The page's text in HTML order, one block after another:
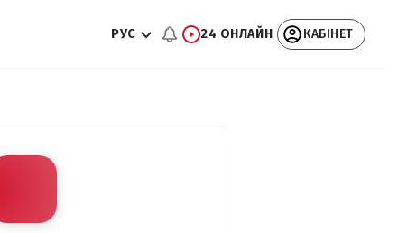
РУС 24 ОНЛАЙН КАБІНЕТ